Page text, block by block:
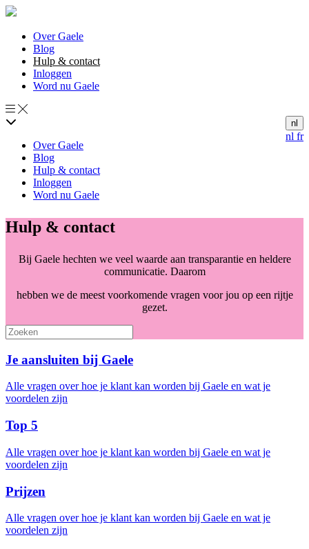
Over Gaele
Blog
Hulp & contact
Inloggen
Word nu Gaele
nl
nl fr
Over Gaele
Blog
Hulp & contact
Inloggen
Word nu Gaele
Hulp & contact
Bij Gaele hechten we veel waarde aan transparantie en heldere
communicatie. Daarom
hebben we de meest voorkomende vragen voor jou op een rijtje
gezet.
Je aansluiten bij Gaele
Alle vragen over hoe je klant kan worden bij Gaele en wat je
voordelen zijn
Top 5
Alle vragen over hoe je klant kan worden bij Gaele en wat je
voordelen zijn
Prijzen
Alle vragen over hoe je klant kan worden bij Gaele en wat je
voordelen zijn